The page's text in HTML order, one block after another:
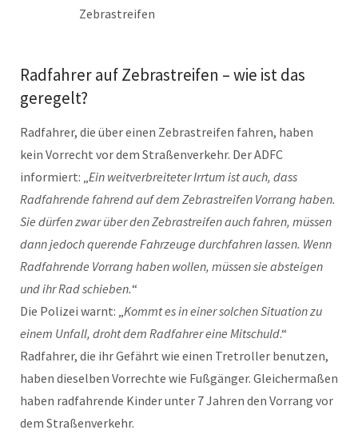
Zebrastreifen
Radfahrer auf Zebrastreifen – wie ist das
geregelt?
Radfahrer, die über einen Zebrastreifen fahren, haben
kein Vorrecht vor dem Straßenverkehr. Der ADFC
informiert: „Ein weitverbreiteter Irrtum ist auch, dass
Radfahrende fahrend auf dem Zebrastreifen Vorrang haben.
Sie dürfen zwar über den Zebrastreifen auch fahren, müssen
dann jedoch querende Fahrzeuge durchfahren lassen. Wenn
Radfahrende Vorrang haben wollen, müssen sie absteigen
und ihr Rad schieben.“
Die Polizei warnt: „Kommt es in einer solchen Situation zu
einem Unfall, droht dem Radfahrer eine Mitschuld.“
Radfahrer, die ihr Gefährt wie einen Tretroller benutzen,
haben dieselben Vorrechte wie Fußgänger. Gleichermaßen
haben radfahrende Kinder unter 7 Jahren den Vorrang vor
dem Straßenverkehr.